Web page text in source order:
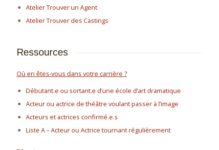
Atelier Trouver un Agent
Atelier Trouver des Castings
Ressources
Où en êtes-vous dans votre carrière ?
Débutant.e ou sortant.e d’une école d’art dramatique
Acteur ou actrice de théâtre voulant passer à l’image
Acteurs et actrices confirmé.e.s
Liste A – Acteur ou Actrice tournant régulièrement